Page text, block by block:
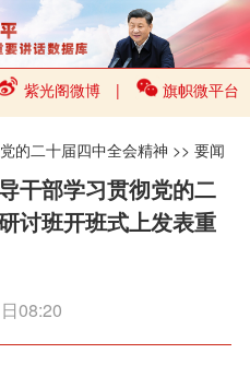
紫光阁微博 | 旗帜微平台
的二十届四中全会精神 >>要闻
干部学习贯彻党的二
讨班开班式上发表重
08:20